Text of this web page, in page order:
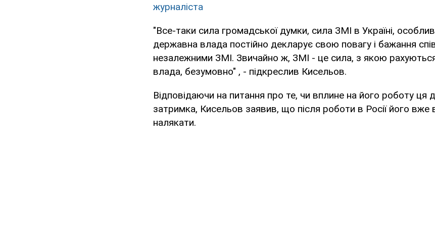
журналіста
"Все-таки сила громадської думки, сила ЗМІ в Україні,
державна влада постійно декларує свою повагу і бажання
незалежними ЗМІ. Звичайно ж, ЗМІ - це сила, з якою
влада, безумовно" , - підкреслив Кисельов.
Відповідаючи на питання про те, чи вплине на його роботу ця
затримка, Кисельов заявив, що після роботи в Росії його
налякати.